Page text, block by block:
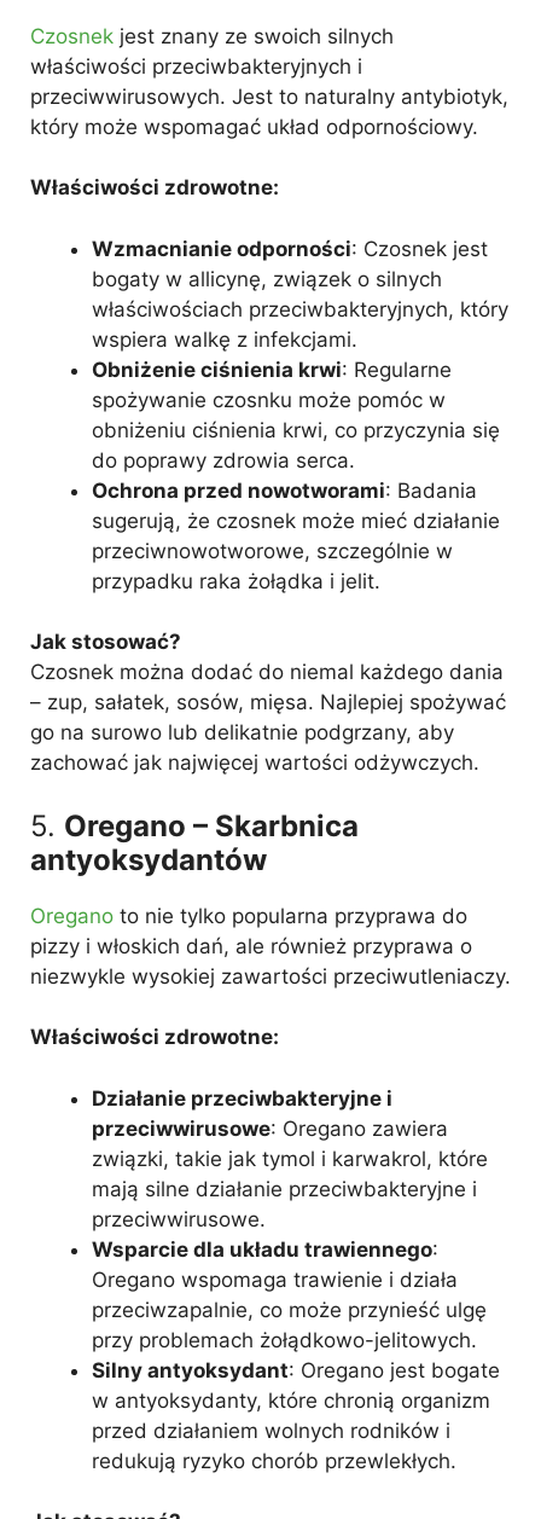
Czosnek jest znany ze swoich silnych
właściwości przeciwbakteryjnych i
przeciwwirusowych. Jest to naturalny antybiotyk,
który może wspomagać układ odpornościowy.
Właściwości zdrowotne:
Wzmacnianie odporności: Czosnek jest
bogaty w allicynę, związek o silnych
właściwościach przeciwbakteryjnych, który
wspiera walkę z infekcjami.
Obniżenie ciśnienia krwi: Regularne
spożywanie czosnku może pomóc w
obniżeniu ciśnienia krwi, co przyczynia się
do poprawy zdrowia serca.
Ochrona przed nowotworami: Badania
sugerują, że czosnek może mieć działanie
przeciwnowotworowe, szczególnie w
przypadku raka żołądka i jelit.
Jak stosować?
Czosnek można dodać do niemal każdego dania
– zup, sałatek, sosów, mięsa. Najlepiej spożywać
go na surowo lub delikatnie podgrzany, aby
zachować jak najwięcej wartości odżywczych.
5. Oregano – Skarbnica
antyoksydantów
Oregano to nie tylko popularna przyprawa do
pizzy i włoskich dań, ale również przyprawa o
niezwykle wysokiej zawartości przeciwutleniaczy.
Właściwości zdrowotne:
Działanie przeciwbakteryjne i
przeciwwirusowe: Oregano zawiera
związki, takie jak tymol i karwakrol, które
mają silne działanie przeciwbakteryjne i
przeciwwirusowe.
Wsparcie dla układu trawiennego:
Oregano wspomaga trawienie i działa
przeciwzapalnie, co może przynieść ulgę
przy problemach żołądkowo-jelitowych.
Silny antyoksydant: Oregano jest bogate
w antyoksydanty, które chronią organizm
przed działaniem wolnych rodników i
redukują ryzyko chorób przewlekłych.